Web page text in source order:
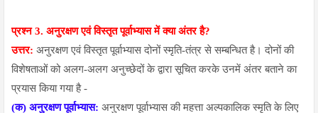
प्रश्न 3. अनुरक्षण एवं विस्तृत पूर्वाभ्यास में क्या अंतर है?
उत्तर: अनुरक्षण एवं विस्तृत पूर्वाभ्यास दोनों स्मृति-तंत्र से सम्बन्धित है। दोनों की
विशेषताओं को अलग-अलग अनुच्छेदों के द्वारा सूचित करके उनमें अंतर बताने का
प्रयास किया गया है -
(क) अनुरक्षण पूर्वाभ्यास: अनुरक्षण पूर्वाभ्यास की महत्ता अल्पकालिक स्मृति के लिए